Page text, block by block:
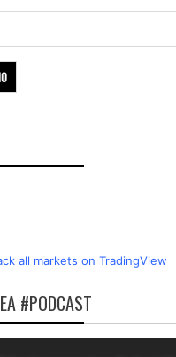
all markets on TradingView
#PODCAST